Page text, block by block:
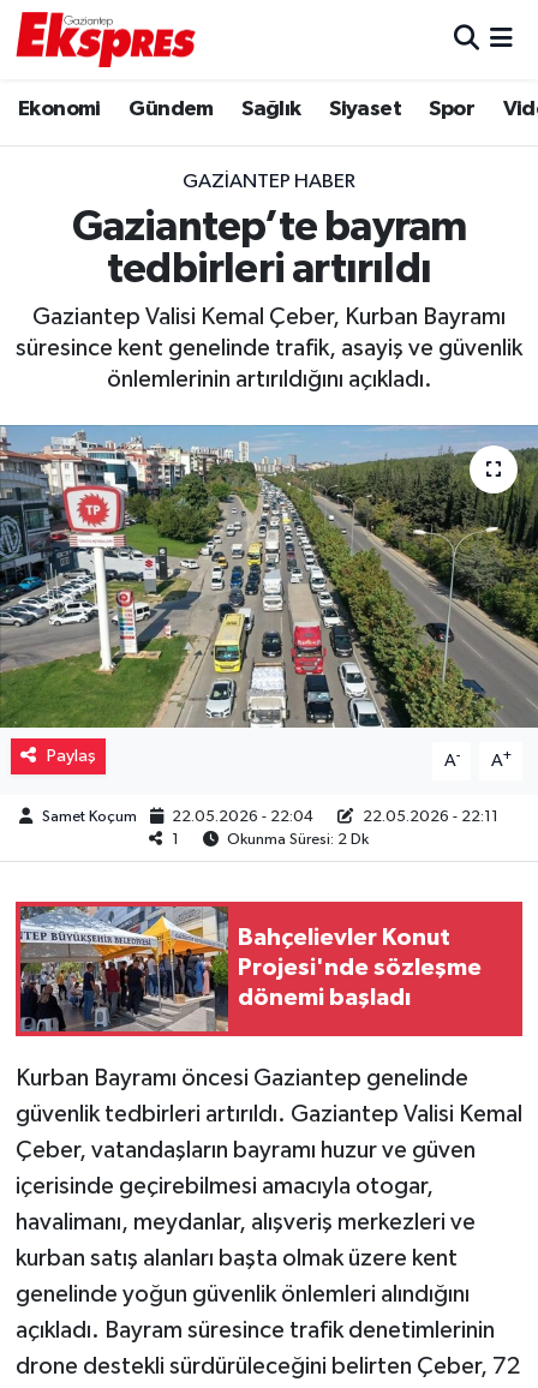
Ekonomi Gündem Sağlık Siyaset Spor
GAZIANTEP HABER
Gaziantep’te bayram
tedbirleri artırıldı
Gaziantep Valisi Kemal Çeber, Kurban Bayramı
süresince kent genelinde trafik, asayiş ve güvenlik
önlemlerinin artırıldığını açıkladı.
Paylaş A- A+
Samet Koçum 22.05.2026 - 22:04
22.05.2026 - 22:11
1
Okunma Süresi: 2 Dk
Bahçelievler Konut
Projesi'nde sözleşme
dönemi başladı
Kurban Bayramı öncesi Gaziantep genelinde
güvenlik tedbirleri artırıldı. Gaziantep Valisi Kemal
Çeber, vatandaşların bayramı huzur ve güven
içerisinde geçirebilmesi amacıyla otogar,
havalimanı, meydanlar, alışveriş merkezleri ve
kurban satış alanları başta olmak üzere kent
genelinde yoğun güvenlik önlemleri alındığını
açıkladı. Bayram süresince trafik denetimlerinin
drone destekli sürdürüleceğini belirten Çeber, 72
Ekonomi
Gaziantep son dakika
Genel
Gündem
Kültür Sanat
Magazin
Müzik
Piyasa
Resmi İlanlar
Sağlık
Sinemalar
Spor
Teknoloji
Türkiye
Yaşam
Yeme-İçme
Trafik Durumu
Puan Durumu ve Fikstür
Tüm Manşetler
Son Dakika Haberleri